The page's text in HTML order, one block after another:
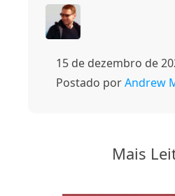
15 de dezembro de
Postado porAndrew
Mais